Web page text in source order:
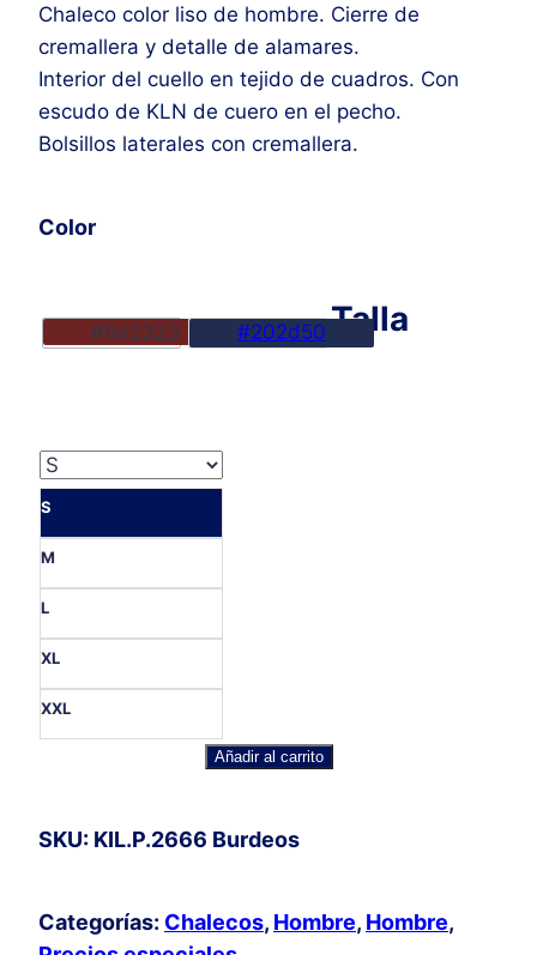
original
era:
79,50€.
actual
es:
39,90€.
Chaleco color liso de hombre. Cierre de
cremallera y detalle de alamares.
Interior del cuello en tejido de cuadros. Con
escudo de KLN de cuero en el pecho.
Bolsillos laterales con cremallera.
Color
#6e2323 #202d50 Talla
S
M
L
XL
XXL
Chaleco
cantidad
Añadir al carrito
SKU: KIL.P.2666 Burdeos
Categorías: Chalecos, Hombre, Hombre,